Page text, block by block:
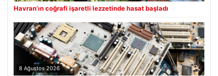
Havran’ın coğrafi işaretli lezzetinde hasat başladı
8 Ağustos 2026